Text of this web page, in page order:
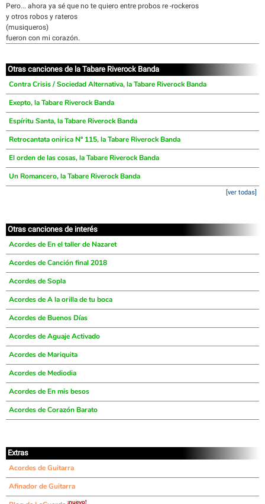
Pero... ahora ya sé que no te quiero entre probos re -rockeros
y otros robos y rateros
(musiqueros)
fueron con mi corazón.
Otras canciones de la Tabare Riverock Banda
Contra Crisis / Sociedad Alternativa, la Tabare Riverock Banda
Exepto, la Tabare Riverock Banda
Espíritu Santa, la Tabare Riverock Banda
Retrocantata onirica Nº 115, la Tabare Riverock Banda
El orden de las cosas, la Tabare Riverock Banda
Un Romancero, la Tabare Riverock Banda
[ver todas]
Otras canciones de interés
Acordes de En el taller de Nazaret
Acordes de Canción final 2018
Acordes de Sopla
Acordes de A la orilla de tu boca
Acordes de Buenos Días
Acordes de Aguaje Activado
Acordes de Mariquita
Acordes de Mediodia
Acordes de En mis besos
Acordes de Corazón Barato
Extras
Acordes de Guitarra
Afinador de Guitarra
¡nuevo!